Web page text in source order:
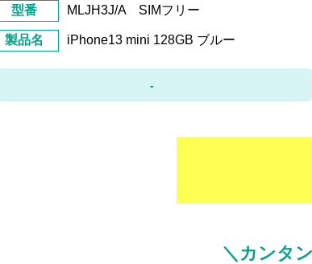
型番 MLJH3J/A SIMフリー
製品名 iPhone13 mini 128GB ブルー
-
＼カンタ